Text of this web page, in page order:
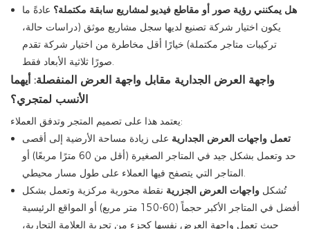
هل يمكنني رؤية صور أو مقاطع فيديو لمشاريع سابقة مكتملة؟ عادةً ما
يكون اختيار شركة تصنيع لديها سجل مشاريع موثق (دراسات حالة،
تركيبات متاجر مكتملة) خيارًا أقل مخاطرة من اختيار شركة تقدم
صورًا ثلاثية الأبعاد فقط.
واجهة العرض الجدارية مقابل واجهة العرض المنفصلة: أيهما
الأنسب لمتجري؟
يعتمد هذا على تصميم المتجر وتدفق العملاء:
تعمل واجهات العرض الجدارية على زيادة مساحة الأرضية إلى أقصى
حد وتعمل بشكل جيد في المتاجر الصغيرة (أقل من 60 مترًا مربعًا) أو
المتاجر التي يتصفح فيها العملاء على طول مسار محيطي.
تُشكلواجهات العرض الجزرية نقطة محورية مركزية وتعمل بشكل
أفضل في المتاجر الأكبر حجماً (60-150 متر مربع) أو المواقع الرئيسية
حيث تعمل واجهة العرض نفسها كجزء من تجربة العلامة التجارية،